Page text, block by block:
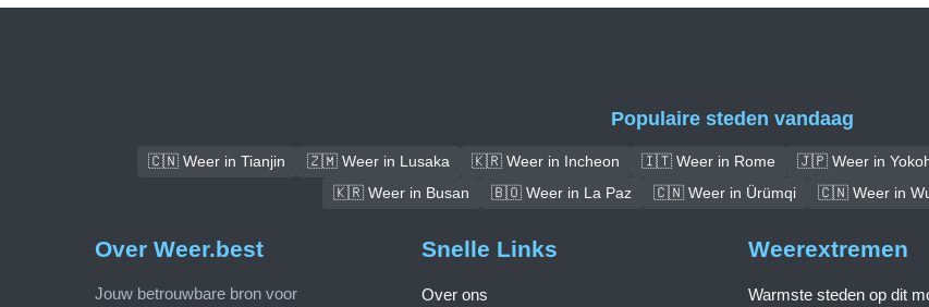
Populaire steden vandaag
🇨🇳 Weer in Tianjin 🇿🇲 Weer in Lusaka 🇰🇷 Weer in Incheon 🇮🇹 Weer in Rome 🇯🇵 Weer in
🇰🇷 Weer in Busan
🇧🇴 Weer in La Paz 🇨🇳 Weer in Ürümqi 🇨🇳 Weer in
Over Weer.best
Jouw betrouwbare bron voor
Snelle Links
Over ons
Weerextremen
Warmste steden op dit